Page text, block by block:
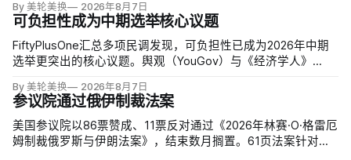
By 美轮美换 2026年8月7日
可负担性成为中期选举核心议题
FiftyPlusOne汇总多项民调发现，可负担性已成为2026年中期
选举更突出的核心议题。舆观（YouGov）与《经济学人》
题的美国人，从2024年10月的24%升至今年5月的30%，本周进
一步升至36%。
By 美轮美换 2026年8月7日
参议院通过俄伊制裁法案
美国参议院以86票赞成、11票反对通过《2026年林赛·O·格雷厄
姆制裁俄罗斯与伊朗法案》，结束数月搁置。61页法案针对俄